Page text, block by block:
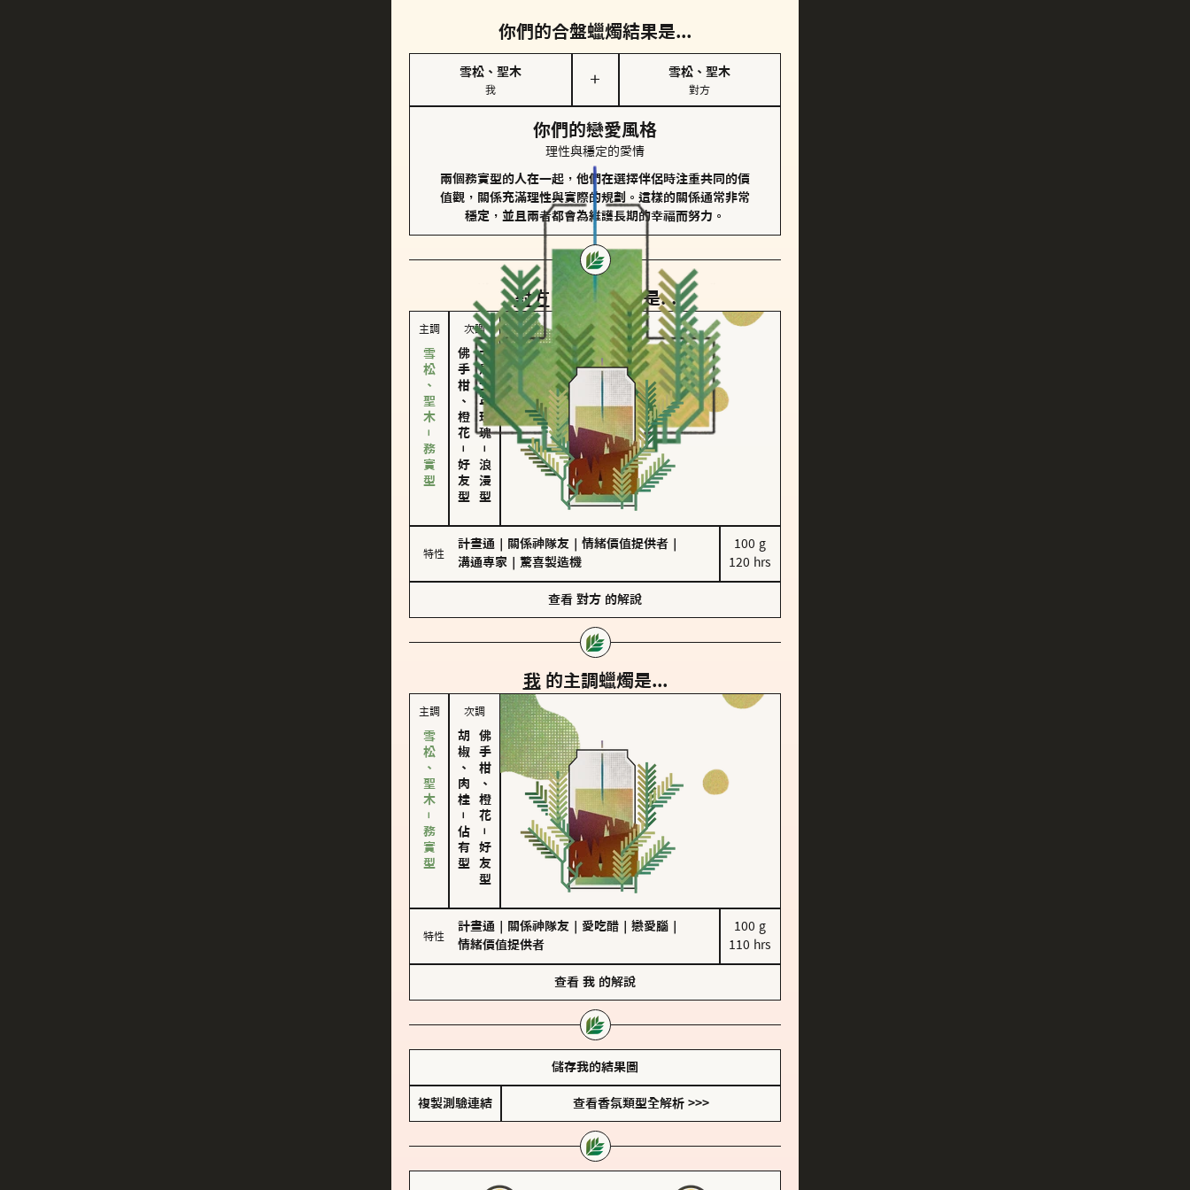
你們的合盤蠟燭結果是...
雪松、聖木
我
＋
雪松、聖木
對方
你們的戀愛風格
理性與穩定的愛情
兩個務實型的人在一起，他們在選擇伴侶時注重共同的價
值觀，關係充滿理性與實際的規劃。這樣的關係通常非常
穩定，並且兩者都會為維護長期的幸福而努力。
對方 的主調蠟燭是...
主調
雪松、聖木－務實型
次調
佛手柑、橙花
－
好友型
大馬士革玫瑰
－
浪漫型
特性
計畫通 關係神隊友 情緒價值提供者
溝通專家
驚喜製造機
100 g
120 hrs
查看 對方 的解說
我 的主調蠟燭是...
主調
雪松、聖木－務實型
次調
胡椒、肉桂
－
佔有型
佛手柑、橙花
－
好友型
特性
計畫通 關係神隊友 愛吃醋 戀愛腦
情緒價值提供者
100 g
110 hrs
查看 我 的解說
儲存我的結果圖
複製測驗連結 查看香氛類型全解析 >>>